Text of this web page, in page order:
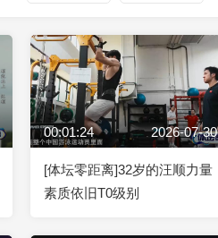
00:01:24 2026-07-30
[体坛零距离]32岁的汪顺力量
素质依旧T0级别